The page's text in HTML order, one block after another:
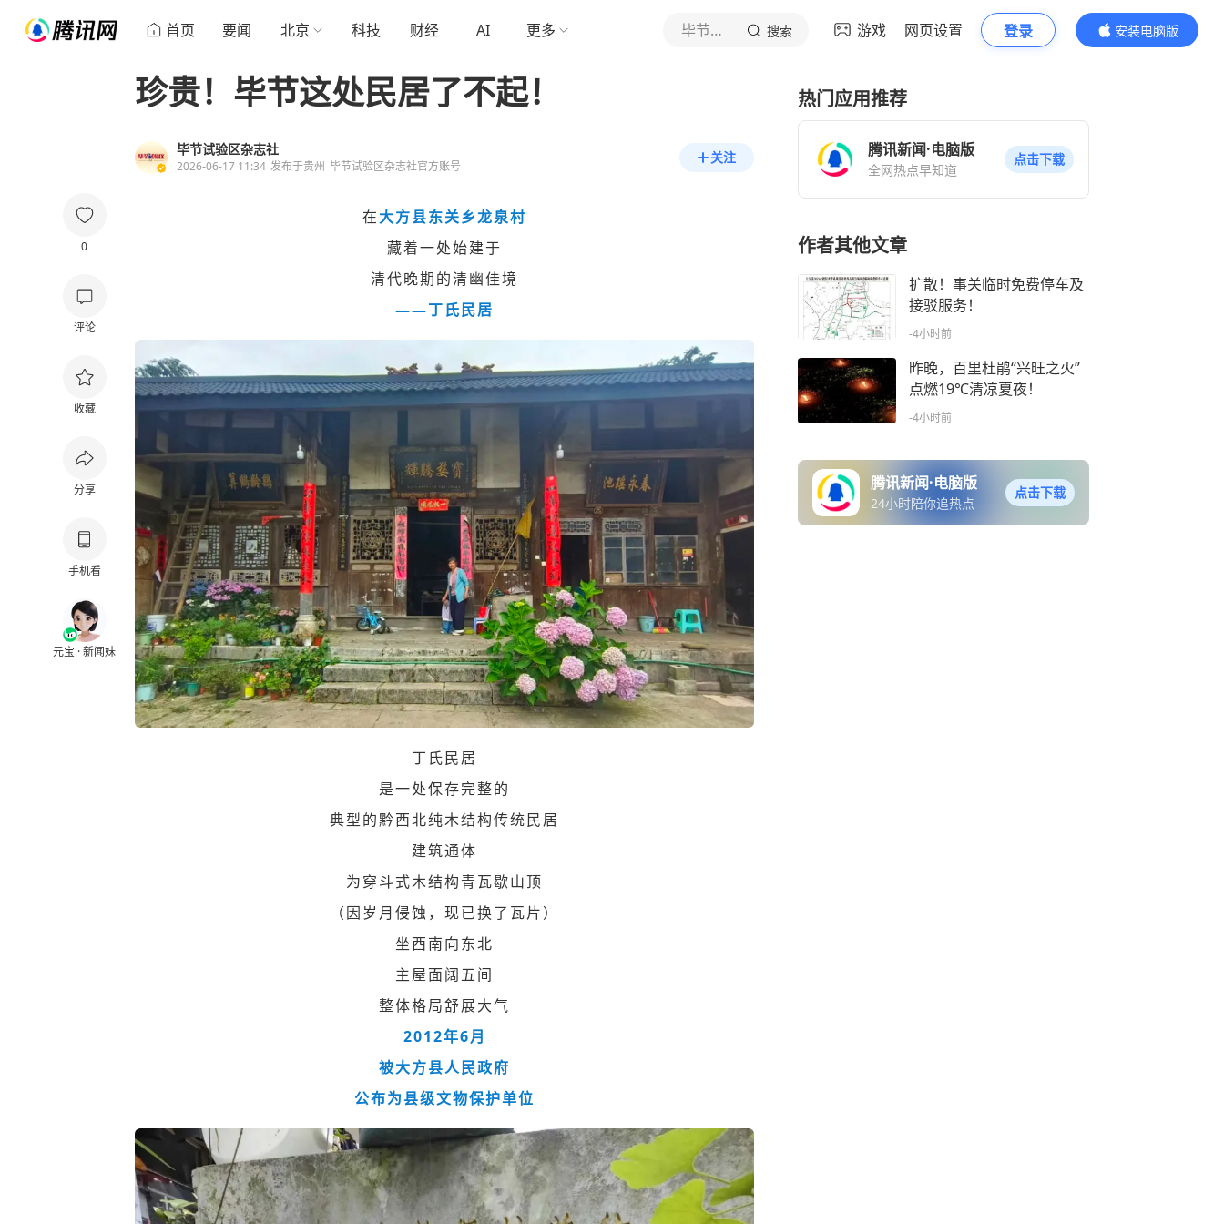
首页 要闻 北京 科技 财经 AI 更多 毕节试验区杂志社 搜索 游戏 网页设置 登录
安装电脑版
内容更精彩
0
评论
收藏
分享
手机看
元宝 · 新闻妹
珍贵！毕节这处民居了不起！
毕节试验区杂志社
2026-06-17 11:34 发布于贵州 毕节试验区杂志社官方账号
关注
在大方县东关乡龙泉村
藏着一处始建于
清代晚期的清幽佳境
——丁氏民居
丁氏民居
是一处保存完整的
典型的黔西北纯木结构传统民居
建筑通体
为穿斗式木结构青瓦歇山顶
（因岁月侵蚀，现已换了瓦片）
坐西南向东北
主屋面阔五间
整体格局舒展大气
2012年6月
被大方县人民政府
公布为县级文物保护单位
热门应用推荐
腾讯新闻·电脑版
全网热点早知道
点击下载
作者其他文章
扩散！事关临时免费停车及
接驳服务！
-4小时前
昨晚，百里杜鹃“兴旺之火”
点燃19℃清凉夏夜！
-4小时前
腾讯新闻·电脑版
24小时陪你追热点
点击下载